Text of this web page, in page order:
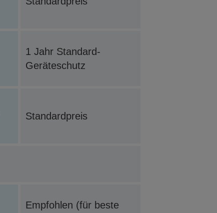
1 Jahr Standard-
Geräteschutz
Standardpreis
Empfohlen (für beste